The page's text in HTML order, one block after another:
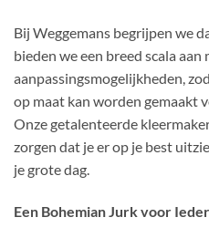
Bij Weggemans begrijpen we
bieden we een breed scala aan
aanpassingsmogelijkheden,
op maat kan worden gemaakt
Onze getalenteerde
zorgen dat je er op je best
je grote dag.
Een Bohemian Jurk voor